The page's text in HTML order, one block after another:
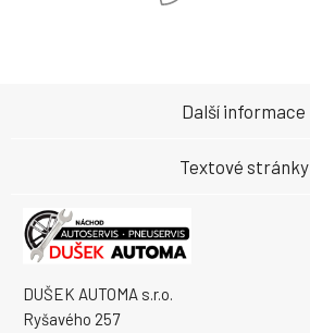
DUŠEK AUTOMA s.r.o.
Ryšavého 257
Další informace
Textové stránky